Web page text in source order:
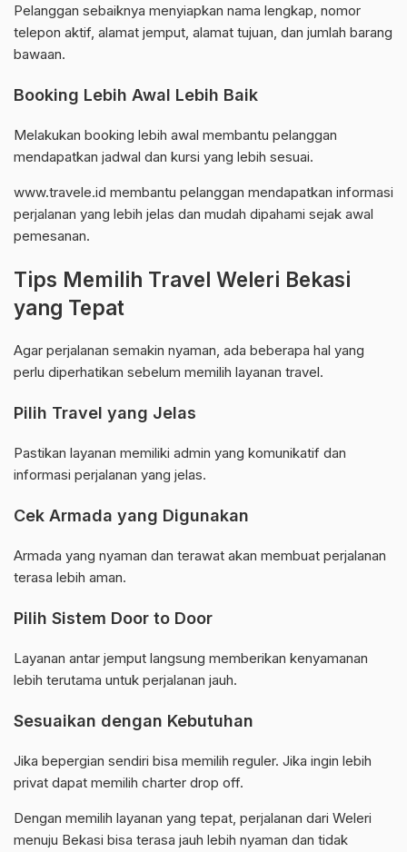
Pelanggan sebaiknya menyiapkan nama lengkap, nomor
telepon aktif, alamat jemput, alamat tujuan, dan jumlah barang
bawaan.
Booking Lebih Awal Lebih Baik
Melakukan booking lebih awal membantu pelanggan
mendapatkan jadwal dan kursi yang lebih sesuai.
www.travele.id membantu pelanggan mendapatkan informasi
perjalanan yang lebih jelas dan mudah dipahami sejak awal
pemesanan.
Tips Memilih Travel Weleri Bekasi
yang Tepat
Agar perjalanan semakin nyaman, ada beberapa hal yang
perlu diperhatikan sebelum memilih layanan travel.
Pilih Travel yang Jelas
Pastikan layanan memiliki admin yang komunikatif dan
informasi perjalanan yang jelas.
Cek Armada yang Digunakan
Armada yang nyaman dan terawat akan membuat perjalanan
terasa lebih aman.
Pilih Sistem Door to Door
Layanan antar jemput langsung memberikan kenyamanan
lebih terutama untuk perjalanan jauh.
Sesuaikan dengan Kebutuhan
Jika bepergian sendiri bisa memilih reguler. Jika ingin lebih
privat dapat memilih charter drop off.
Dengan memilih layanan yang tepat, perjalanan dari Weleri
menuju Bekasi bisa terasa jauh lebih nyaman dan tidak